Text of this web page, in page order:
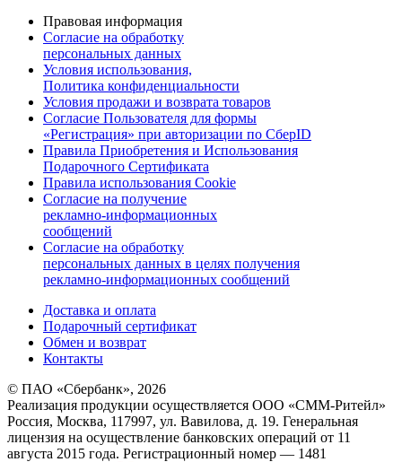
Правовая информация
Согласие на обработку
персональных данных
Условия использования,
Политика конфиденциальности
Условия продажи и возврата товаров
Согласие Пользователя для формы
«Регистрация» при авторизации по СберID
Правила Приобретения и Использования
Подарочного Сертификата
Правила использования Cookie
Согласие на получение
рекламно-информационных
сообщений
Согласие на обработку
персональных данных в целях получения
рекламно-информационных сообщений
Доставка и оплата
Подарочный сертификат
Обмен и возврат
Контакты
© ПАО «Сбербанк», 2026
Реализация продукции осуществляется ООО «СММ-Ритейл»
Россия, Москва, 117997, ул. Вавилова, д. 19. Генеральная
лицензия на осуществление банковских операций от 11
августа 2015 года. Регистрационный номер — 1481